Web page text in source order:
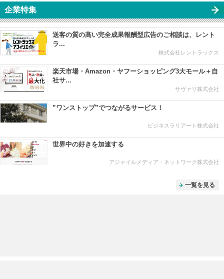
企業特集
送客の質の高い完全成果報酬型広告のご相談は、レント
ラ...
株式会社レントラックス
楽天市場・Amazon・ヤフーショッピング3大モール＋自
社サ...
サヴァリ株式会社
”ワンストップ”でつながるサービス！
ビジネスラリアート株式会社
世界中の好きを加速する
アジャイルメディア・ネットワーク株式会社
一覧を見る